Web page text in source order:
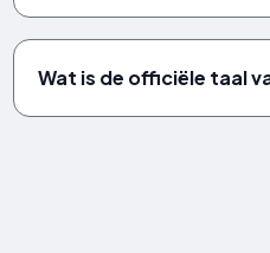
Wat is de officiële taal